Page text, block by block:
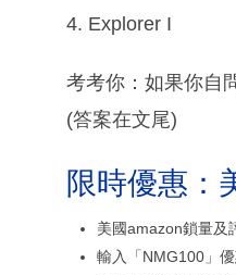
4. Explorer I
考考你：如果你自
(答案在文尾)
限時優惠：
美國amazon鎖量及
輸入「NMG100」